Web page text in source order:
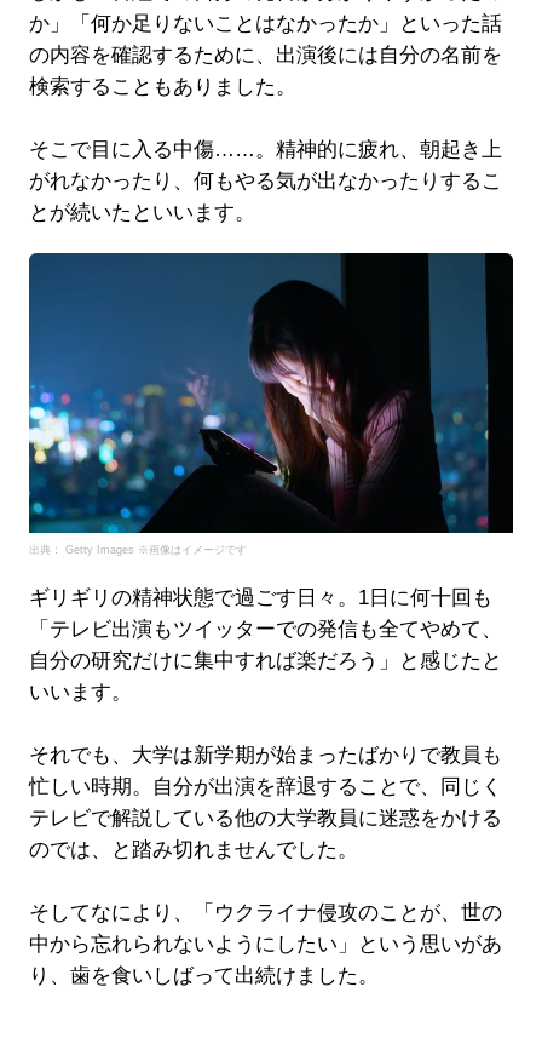
か」「何か足りないことはなかったか」といった話
の内容を確認するために、出演後には自分の名前を
検索することもありました。
そこで目に入る中傷……。精神的に疲れ、朝起き上
がれなかったり、何もやる気が出なかったりするこ
とが続いたといいます。
出典： Getty Images ※画像はイメージです
ギリギリの精神状態で過ごす日々。1日に何十回も
「テレビ出演もツイッターでの発信も全てやめて、
自分の研究だけに集中すれば楽だろう」と感じたと
いいます。
それでも、大学は新学期が始まったばかりで教員も
忙しい時期。自分が出演を辞退することで、同じく
テレビで解説している他の大学教員に迷惑をかける
のでは、と踏み切れませんでした。
そしてなにより、「ウクライナ侵攻のことが、世の
中から忘れられないようにしたい」という思いがあ
り、歯を食いしばって出続けました。